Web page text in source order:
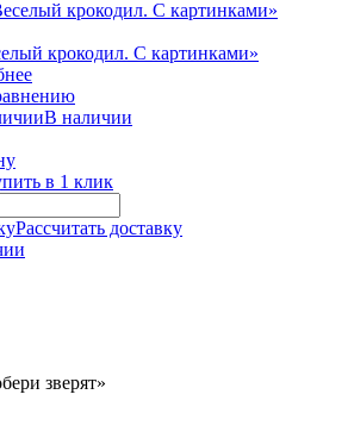
крокодил. С картинками»
В наличии
в 1 клик
Рассчитать доставку
зверят»